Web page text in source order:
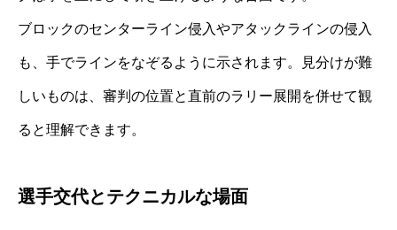
ブロックのセンターライン侵入やアタックラインの侵入
も、手でラインをなぞるように示されます。見分けが難
しいものは、審判の位置と直前のラリー展開を併せて観
ると理解できます。
選手交代とテクニカルな場面